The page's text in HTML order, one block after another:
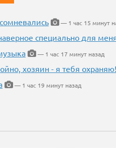
— 1 час 15 минут
специально для
— 1 час 17 минут назад
хозяин - я тебя охраняю!
— 1 час 19 минут назад